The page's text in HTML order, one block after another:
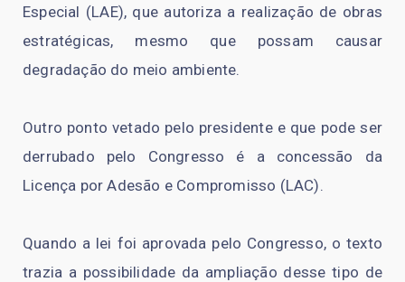
Especial (LAE), que autoriza a realização de obras
estratégicas, mesmo que possam causar
degradação do meio ambiente.
Outro ponto vetado pelo presidente e que pode ser
derrubado pelo Congresso é a concessão da
Licença por Adesão e Compromisso (LAC).
Quando a lei foi aprovada pelo Congresso, o texto
trazia a possibilidade da ampliação desse tipo de